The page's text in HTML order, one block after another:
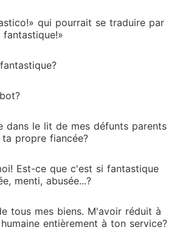
qui pourrait se traduire par
dans le lit de mes défunts parents
propre fiancée?
Est-ce que c'est si fantastique
menti, abusée...?
tous mes biens. M'avoir réduit à
entièrement à ton service?